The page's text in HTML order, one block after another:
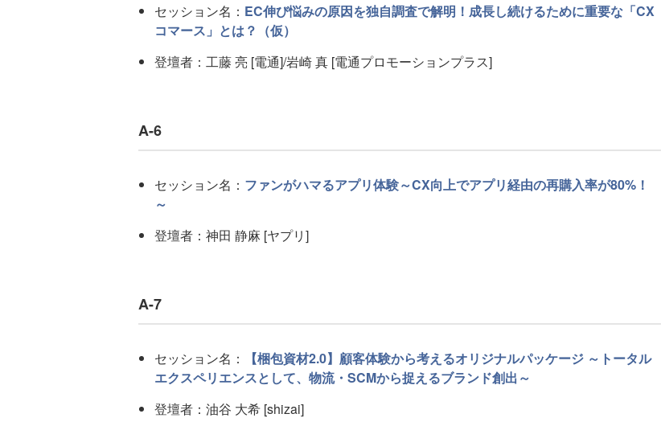
セッション名： EC伸び悩みの原因を独自調査で解明！成長し続けるために重要な「CX
コマース」とは？（仮）
登壇者：工藤 亮 [電通]/岩崎 真 [電通プロモーションプラス]
A-6
セッション名： ファンがハマるアプリ体験～CX向上でアプリ経由の再購入率が80%！
～
登壇者：神田 静麻 [ヤプリ]
A-7
セッション名：
【梱包資材2.0】顧客体験から考えるオリジナルパッケージ ～トータル
エクスペリエンスとして、物流・SCMから捉えるブランド創出～
登壇者：油谷 大希 [shizai]